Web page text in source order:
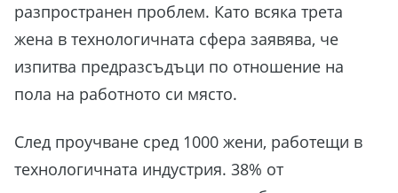
разпространен проблем. Като всяка трета
жена в технологичната сфера заявява, че
изпитва предразсъдъци по отношение на
пола на работното си място.
След проучване сред 1000 жени, работещи в
технологичната индустрия. 38% от